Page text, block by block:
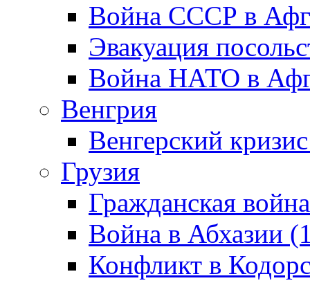
Война СССР в
Эвакуация
Война НАТО в
Венгрия
Венгерский
Грузия
Гражданская
Война в Абхазии
Конфликт в